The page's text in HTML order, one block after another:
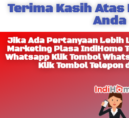
Terima Kasih Atas
Anda
Jika Ada Pertanyaan Lebih
Marketing Plasa IndiHome
Whatsapp Klik Tombol
Klik Tombol Telepon